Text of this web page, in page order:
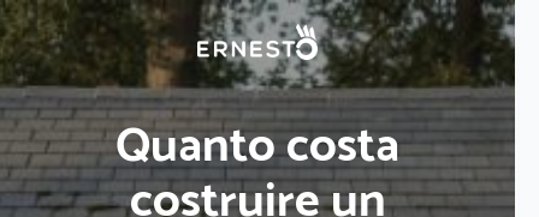
Quanto costa